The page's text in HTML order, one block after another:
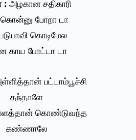
: அழகான சதிகாரி
போறா டா
கொடிமேல
காய போட்டா டா
பட்டாம்பூச்சி
தந்தாளே
கொண்டுவந்த
கண்ணாலே